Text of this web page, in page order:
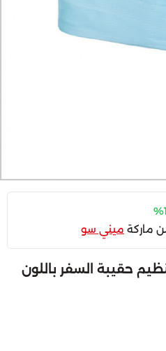
ماركة ميني سو
حقيبة السفر باللون